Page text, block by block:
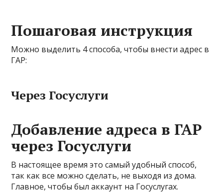
Пошаговая инструкция
Можно выделить 4 способа, чтобы внести адрес в
ГАР:
Через Госуслуги
Добавление адреса в ГАР
через Госуслуги
В настоящее время это самый удобный способ,
так как все можно сделать, не выходя из дома.
Главное, чтобы был аккаунт на Госуслугах.